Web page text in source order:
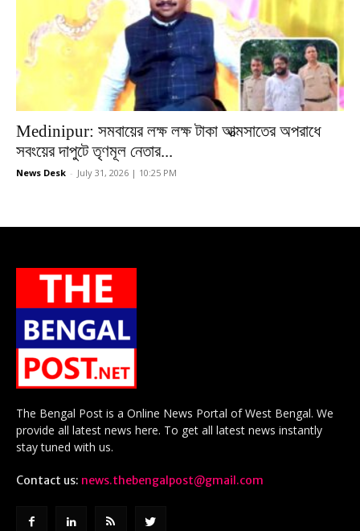
Medinipur: সমবায়ের লক্ষ লক্ষ টাকা আত্মসাতের অপরাধে
সবংয়ের দাপুটে তৃণমূল নেতার...
News Desk - July 31, 2026 | 10:25 PM
The Bengal Post is a Online News Portal of West Bengal. We
provide all latest news here. To get all latest news instantly
stay tuned with us.
Contact us: news.thebengalpost@gmail.com